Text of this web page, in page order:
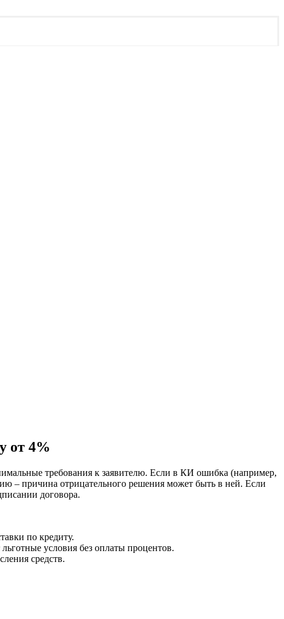
от 4%
требования к заявителю. Если в КИ ошибка (например,
– причина отрицательного решения может быть в ней. Если
договора.
по кредиту.
условия без оплаты процентов.
средств.